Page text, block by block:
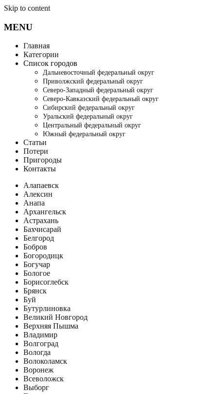
Skip to content
MENU
Главная
Категории
Список городов
Дальневосточный федеральный округ
Приволжский федеральный округ
Северо-Западный федеральный округ
Северо-Кавказский федеральный округ
Сибирский федеральный округ
Уральский федеральный округ
Центральный федеральный округ
Южный федеральный округ
Статьи
Потери
Пригороды
Контакты
Алапаевск
Алексин
Анапа
Архангельск
Астрахань
Бахчисарай
Белгород
Бобров
Богородицк
Богучар
Бологое
Борисоглебск
Брянск
Буй
Бутурлиновка
Великий Новгород
Верхняя Пышма
Владимир
Волгоград
Вологда
Волоколамск
Воронеж
Всеволожск
Выборг